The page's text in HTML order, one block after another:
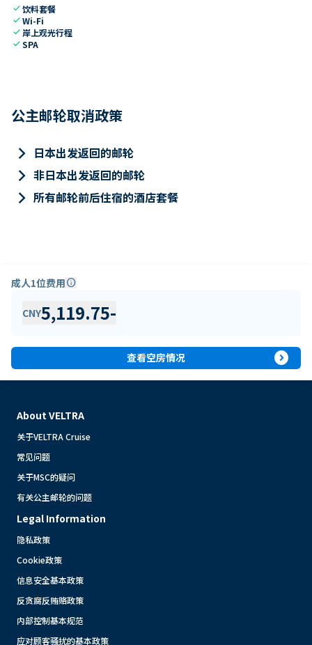
check饮料套餐
checkWi-Fi
check 岸上观光行程
checkSPA
公主邮轮取消政策
keyboard_arrow_right 日本出发返回的邮轮
keyboard_arrow_right 非日本出发返回的邮轮
keyboard_arrow_right 所有邮轮前后住宿的酒店套餐
成人1位费用info
CNY5,119.75-
查看空房情况 expand_circle_right
About VELTRA
关于VELTRA Cruise
常见问题
关于MSC的疑问
有关公主邮轮的问题
Legal Information
隐私政策
Cookie政策
信息安全基本政策
反贪腐反贿赂政策
内部控制基本规范
应对顾客骚扰的基本政策